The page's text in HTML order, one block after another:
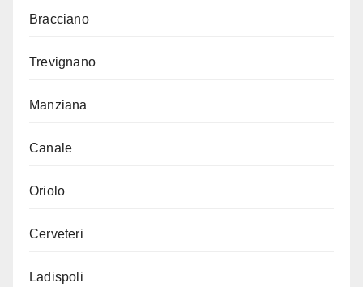
Bracciano
Trevignano
Manziana
Canale
Oriolo
Cerveteri
Ladispoli